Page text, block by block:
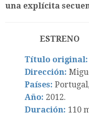
una explícita
ESTRENO
Título original:
Dirección:
Países:
Año: 2012.
Duración: 110